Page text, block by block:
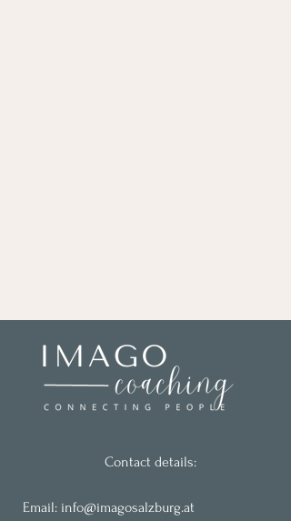
Contact details:
Email: info@imagosalzburg.at